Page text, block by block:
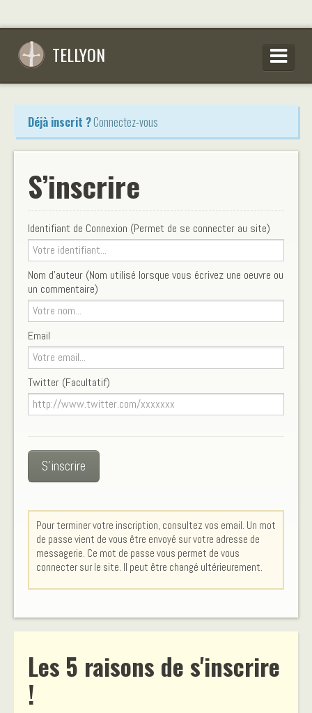
TELLYON
SE CONNECTER
S’INSCRIRE
CONSEILS D’ÉCRITURES
FAQ
Déjà inscrit ?Connectez-vous
S’inscrire
Identifiant de Connexion (Permet de se connecter au site)
Nom d'auteur (Nom utilisé lorsque vous écrivez une oeuvre ou
un commentaire)
Email
Twitter (Facultatif)
S'inscrire
Pour terminer votre inscription, consultez vos email. Un mot
de passe vient de vous être envoyé sur votre adresse de
messagerie. Ce mot de passe vous permet de vous
connecter sur le site. Il peut être changé ultérieurement.
Les 5 raisons de s'inscrire
!